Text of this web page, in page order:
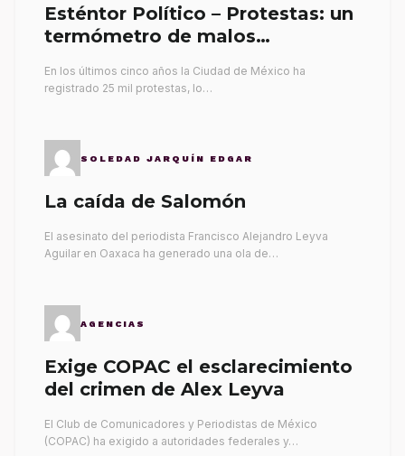
Esténtor Político – Protestas: un
termómetro de malos
En los últimos cinco años la Ciudad de México ha
registrado 25 mil protestas, lo…
SOLEDAD JARQUÍN EDGAR
La caída de Salomón
El asesinato del periodista Francisco Alejandro Leyva
Aguilar en Oaxaca ha generado una ola de…
AGENCIAS
Exige COPAC el esclarecimiento
del crimen de Alex Leyva
El Club de Comunicadores y Periodistas de México
(COPAC) ha exigido a autoridades federales y…